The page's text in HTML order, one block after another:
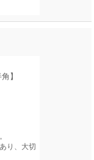
角】
り、大切